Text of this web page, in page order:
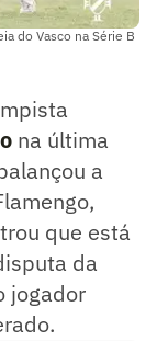
do Vasco na Série B
na última
a
que está
da
jogador